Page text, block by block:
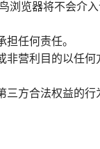
浏览器将不会介
任何责任。
营利目的以任
方合法权益的